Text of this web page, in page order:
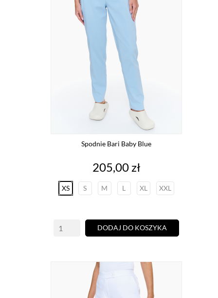
Spodnie Bari Baby Blue
Cena
205,00 zł
XS S M L XL XXL
DODAJ DO KOSZYKA